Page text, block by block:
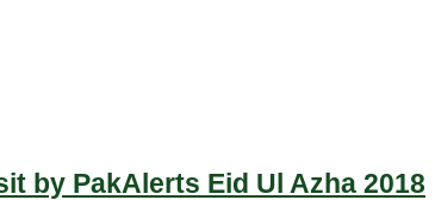
by PakAlerts Eid Ul Azha 2018